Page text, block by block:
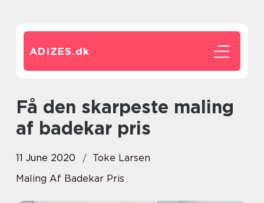
ADIZES.dk
Få den skarpeste maling
af badekar pris
11 June 2020
Toke Larsen
Maling Af Badekar Pris